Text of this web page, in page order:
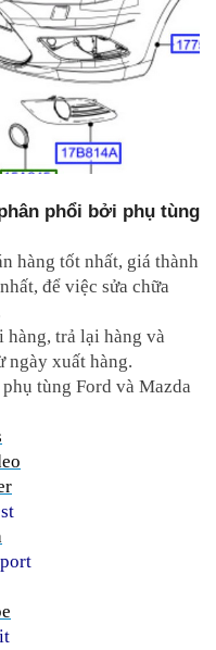
phổi bởi phụ tùng
hàng tốt nhất, giá thành
để việc sửa chữa
hàng, trả lại hàng và
ngày xuất hàng.
tùng Ford và Mazda